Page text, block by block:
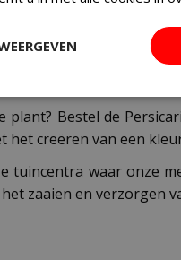
dus houd hem in
planten zoals
Bestel de
het creëren van een
tuincentra waar onze
zaaien en verzorgen